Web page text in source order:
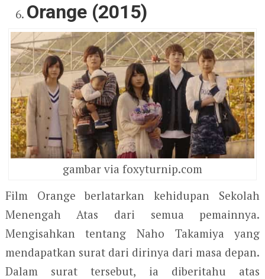
Orange (2015)
gambar via foxyturnip.com
Film Orange berlatarkan kehidupan Sekolah
Menengah Atas dari semua pemainnya.
Mengisahkan tentang Naho Takamiya yang
mendapatkan surat dari dirinya dari masa depan.
Dalam surat tersebut, ia diberitahu atas